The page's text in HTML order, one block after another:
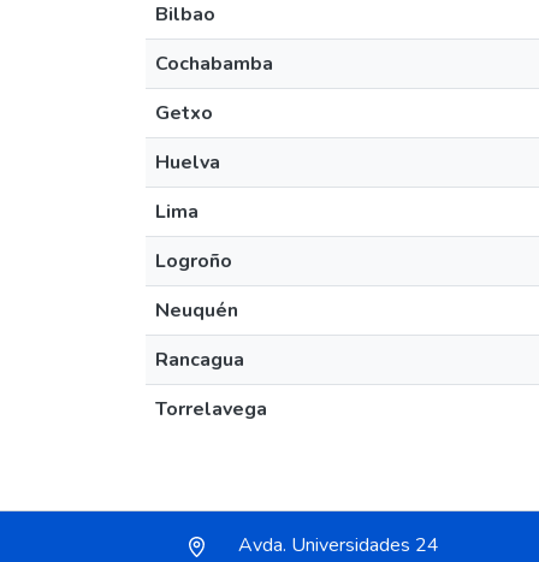
Bilbao
Cochabamba
Getxo
Huelva
Lima
Logroño
Neuquén
Rancagua
Torrelavega
Avda. Universidades 24